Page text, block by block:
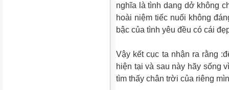
nghĩa là tình dang dở không
hoài niệm tiếc nuối không
bậc của tình yêu đều có cái
Vậy kết cục ta nhận ra rằng
hiện tại và sau này hãy sống
tìm thấy chân trời của riêng